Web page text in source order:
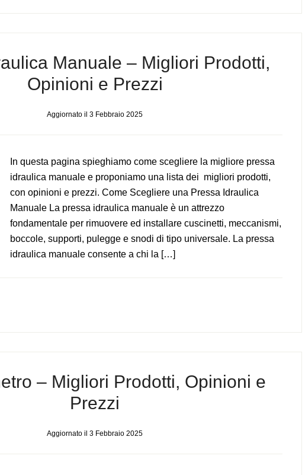
Manuale – Migliori Prodotti,
Opinioni e Prezzi
Aggiornato il 3 Febbraio 2025
In questa pagina spieghiamo come scegliere la migliore pressa
idraulica manuale e proponiamo una lista dei migliori prodotti,
con opinioni e prezzi. Come Scegliere una Pressa Idraulica
Manuale La pressa idraulica manuale è un attrezzo
fondamentale per rimuovere ed installare cuscinetti, meccanismi,
boccole, supporti, pulegge e snodi di tipo universale. La pressa
idraulica manuale consente a chi la […]
– Migliori Prodotti, Opinioni e
Prezzi
Aggiornato il 3 Febbraio 2025